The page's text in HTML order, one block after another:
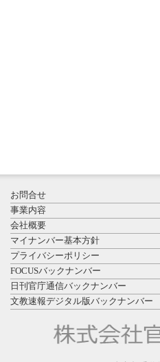
お問合せ
事業内容
会社概要
マイナンバー基本方針
プライバシーポリシー
FOCUSバックナンバー
日刊官庁通信バックナンバー
文教速報デジタル版バックナンバー